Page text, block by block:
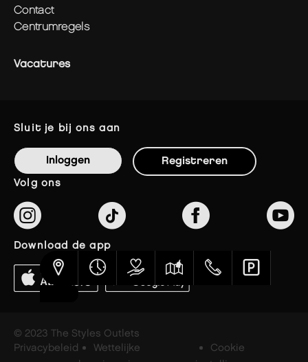
contact
centrumregels
Vacatures
sluit je bij ons aan
Inloggen Registreren
volg ons
download de app
© 2023 The Styles Outlets
Privacybeleid
Wettelijke
Cookie